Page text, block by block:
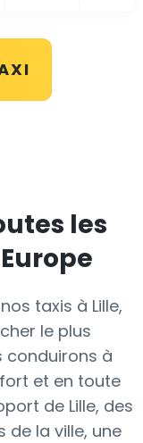
les
taxis à Lille,
le plus
conduirons à
et en toute
de Lille, des
de la ville, une